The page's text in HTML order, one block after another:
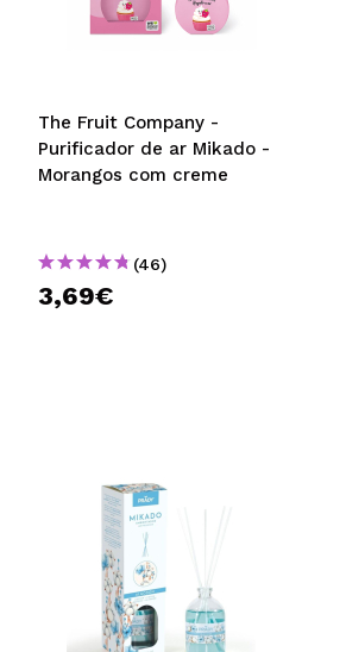
The Fruit Company -
Purificador de ar Mikado -
Morangos com creme
(46)
3,69€